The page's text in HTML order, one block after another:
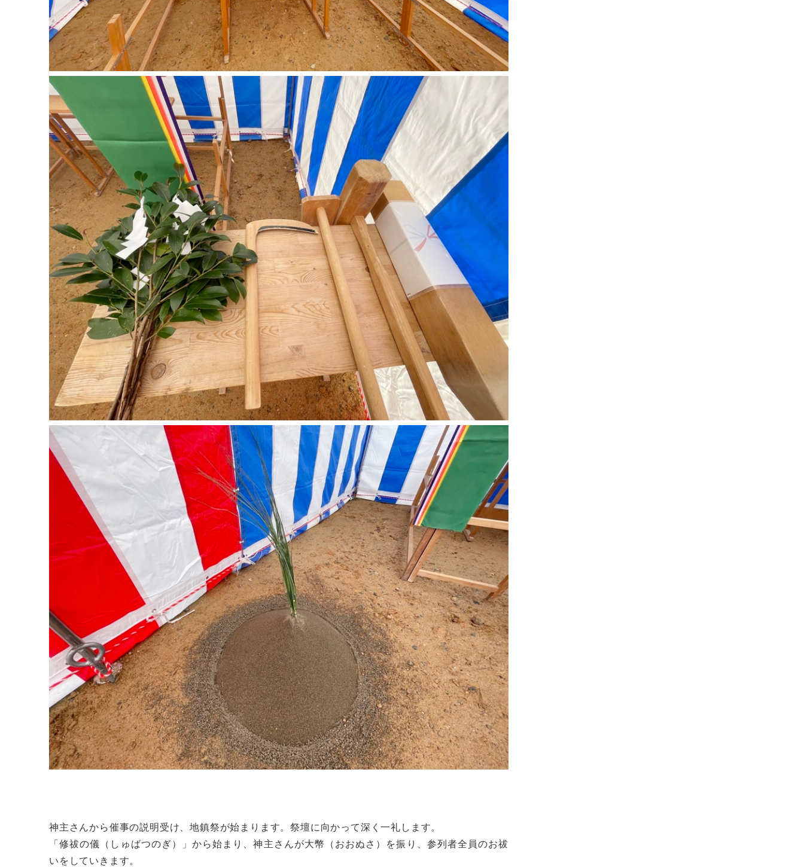
神主さんから催事の説明受け、地鎮祭が始まります。祭壇に向かって深く一礼します。
「修祓の儀（しゅばつのぎ）」から始まり、神主さんが大幣（おおぬさ）を振り、参列者全員のお祓
いをしていきます。